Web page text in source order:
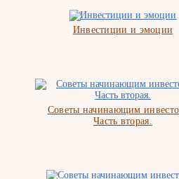
Инвестиции и эмоции
Советы начинающим
Часть вторая.